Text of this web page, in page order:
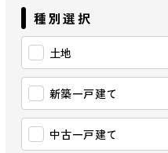
種別選択
土地
新築一戸建て
中古一戸建て